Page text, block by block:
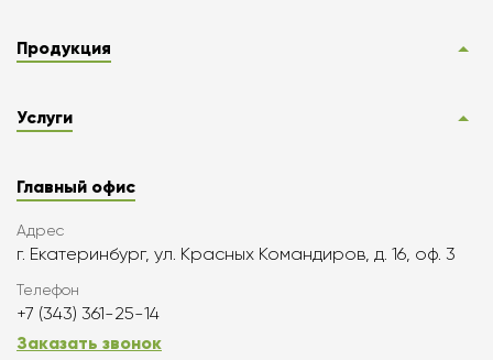
Продукция
Услуги
Главный офис
Адрес
г. Екатеринбург, ул. Красных Командиров, д. 16, оф. 3
Телефон
+7 (343) 361-25-14
Заказать звонок